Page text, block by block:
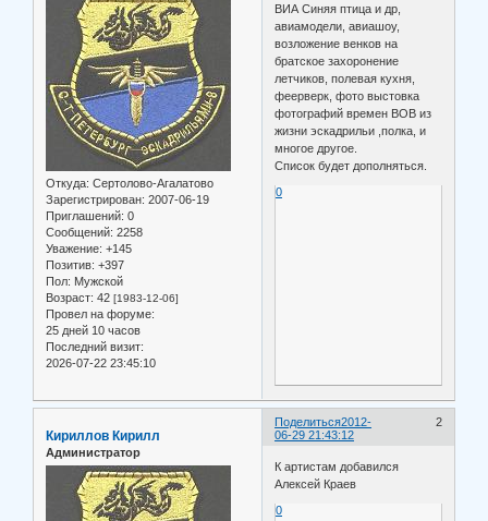
Откуда: Сертолово-Агалатово
Зарегистрирован: 2007-06-19
Приглашений: 0
Сообщений: 2258
Уважение: +145
Позитив: +397
Пол: Мужской
Возраст: 42 [1983-12-06]
Провел на форуме:
25 дней 10 часов
Последний визит:
2026-07-22 23:45:10
ВИА Синяя птица и др,
авиамодели, авиашоу,
возложение венков на
братское захоронение
летчиков, полевая кухня,
феерверк, фото выстовка
фотографий времен ВОВ из
жизни эскадрильи ,полка, и
многое другое.
Список будет дополняться.
0
Поделиться 2
2012-
06-29 21:43:12
Кириллов Кирилл
Администратор
К артистам добавился
Алексей Краев
0